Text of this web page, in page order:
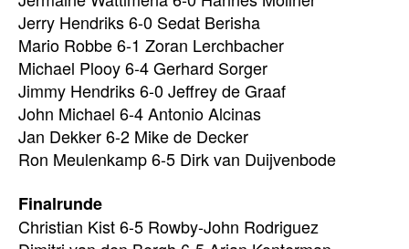
Jerry Hendriks 6-0 Sedat Berisha
Mario Robbe 6-1 Zoran Lerchbacher
Michael Plooy 6-4 Gerhard Sorger
Jimmy Hendriks 6-0 Jeffrey de Graaf
John Michael 6-4 Antonio Alcinas
Jan Dekker 6-2 Mike de Decker
Ron Meulenkamp 6-5 Dirk van Duijvenbode
Finalrunde
Christian Kist 6-5 Rowby-John Rodriguez